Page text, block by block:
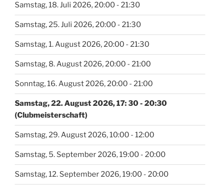
Samstag, 18. Juli 2026, 20:00 - 21:30
Samstag, 25. Juli 2026, 20:00 - 21:30
Samstag, 1. August 2026, 20:00 - 21:30
Samstag, 8. August 2026, 20:00 - 21:00
Sonntag, 16. August 2026, 20:00 - 21:00
Samstag, 22. August 2026, 17: 30 - 20:30
(Clubmeisterschaft)
Samstag, 29. August 2026, 10:00 - 12:00
Samstag, 5. September 2026, 19:00 - 20:00
Samstag, 12. September 2026, 19:00 - 20:00